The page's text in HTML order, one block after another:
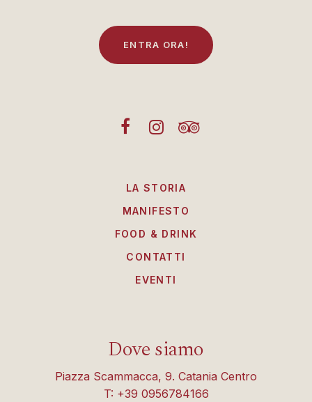
EN TRA ORA!
LA STORIA
MANIFESTO
FOOD & DRINK
CONTATTI
EVENTI
Dove siamo
Piazza Scammacca, 9. Catania Centro
T: +39 0956784166